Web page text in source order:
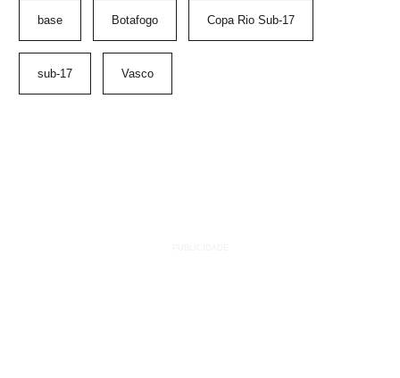
base Botafogo Copa Rio Sub-17
sub-17 Vasco